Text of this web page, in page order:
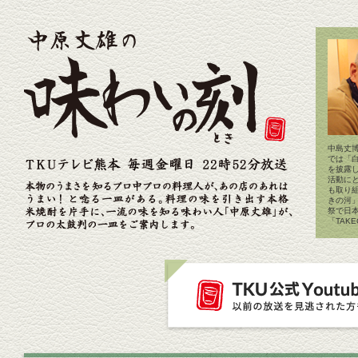
中島丈
では「
を披露
活動に
も取り
きの河
祭で日
「